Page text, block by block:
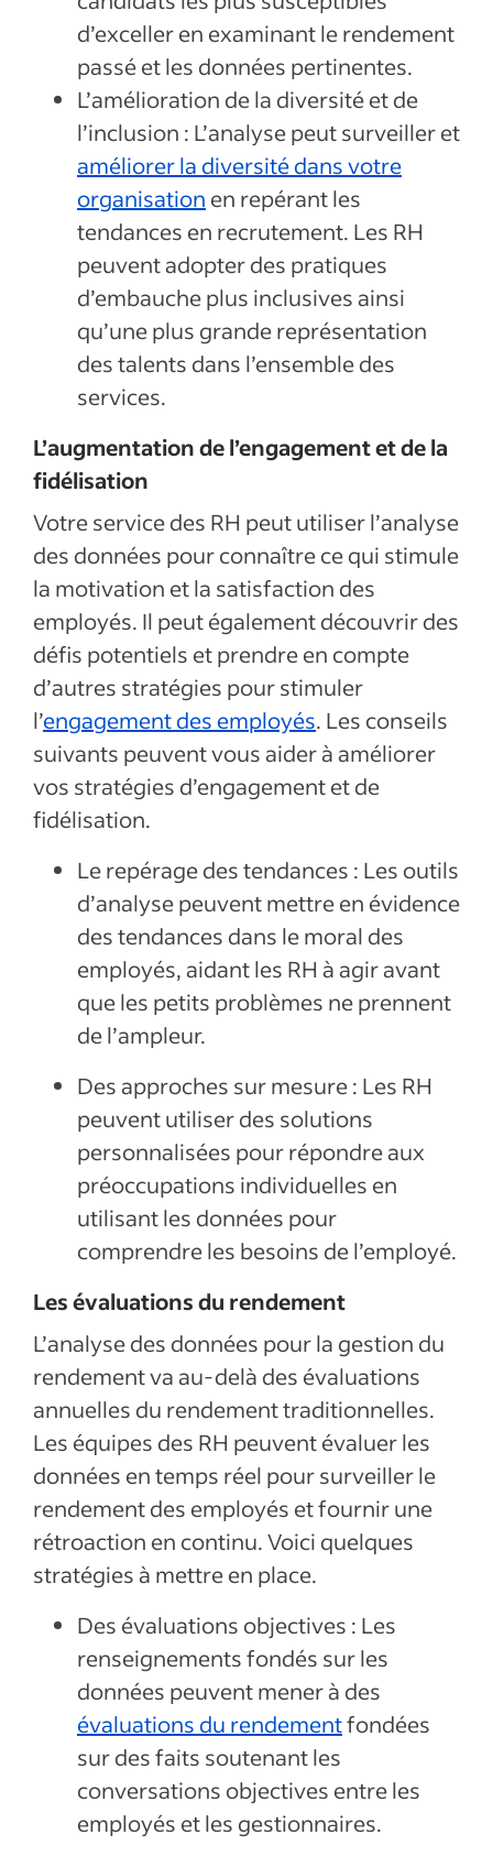
d’exceller en examinant le rendement
passé et les données pertinentes.
L’amélioration de la diversité et de
l’inclusion : L’analyse peut surveiller et
améliorer la diversité dans votre
organisation en repérant les
tendances en recrutement. Les RH
peuvent adopter des pratiques
d’embauche plus inclusives ainsi
qu’une plus grande représentation
des talents dans l’ensemble des
services.
L’augmentation de l’engagement et de la
fidélisation
Votre service des RH peut utiliser l’analyse
des données pour connaître ce qui stimule
la motivation et la satisfaction des
employés. Il peut également découvrir des
défis potentiels et prendre en compte
d’autres stratégies pour stimuler
l’engagement des employés. Les conseils
suivants peuvent vous aider à améliorer
vos stratégies d’engagement et de
fidélisation.
Le repérage des tendances : Les outils
d’analyse peuvent mettre en évidence
des tendances dans le moral des
employés, aidant les RH à agir avant
que les petits problèmes ne prennent
de l’ampleur.
Des approches sur mesure : Les RH
peuvent utiliser des solutions
personnalisées pour répondre aux
préoccupations individuelles en
utilisant les données pour
comprendre les besoins de l’employé.
Les évaluations du rendement
L’analyse des données pour la gestion du
rendement va au-delà des évaluations
annuelles du rendement traditionnelles.
Les équipes des RH peuvent évaluer les
données en temps réel pour surveiller le
rendement des employés et fournir une
rétroaction en continu. Voici quelques
stratégies à mettre en place.
Des évaluations objectives : Les
renseignements fondés sur les
données peuvent mener à des
évaluations du rendementfondées
sur des faits soutenant les
conversations objectives entre les
employés et les gestionnaires.